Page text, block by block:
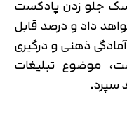
جلو زدن پادکست
داد و درصد قابل
ذهنی و درگیری
موضوع تبلیغات
سپرد.